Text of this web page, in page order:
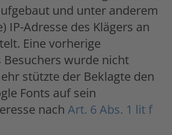
und unter anderem
IP-Adresse des Klägers an
Eine vorherige
Besuchers wurde nicht
stützte der Beklagte den
Fonts auf sein
nach Art. 6 Abs. 1 lit f